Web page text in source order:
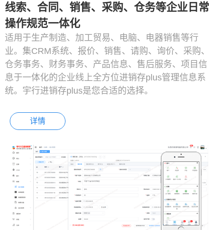
线索、合同、销售、采购、仓务等企业日常
操作规范一体化
适用于生产制造、加工贸易、电脑、电器销售等行
业。集CRM系统、报价、销售、请购、询价、采购、
仓务事务、财务事务、产品信息、售后服务、项目信
息于一体化的企业线上全方位进销存plus管理信息系
统。宇行进销存plus是您合适的选择。
详情